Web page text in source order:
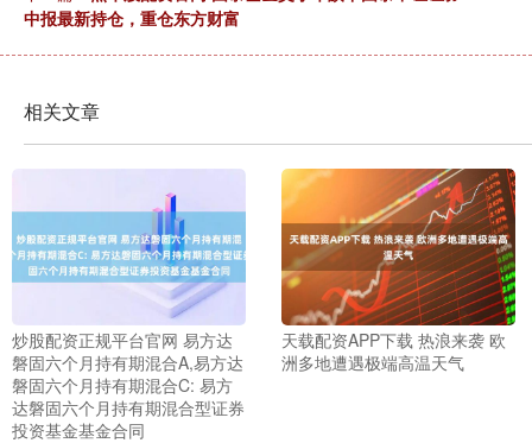
中报最新持仓，重仓东方财富
相关文章
炒股配资正规平台官网 易方达
磐固六个月持有期混合A,易方达
磐固六个月持有期混合C: 易方
达磐固六个月持有期混合型证券
投资基金基金合同
天载配资APP下载 热浪来袭 欧
洲多地遭遇极端高温天气